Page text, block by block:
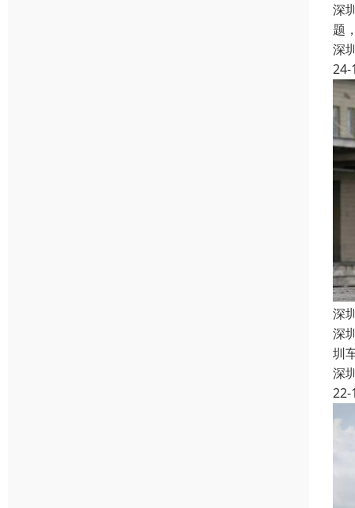
深
题
深
24-
深
深
圳
深
22-